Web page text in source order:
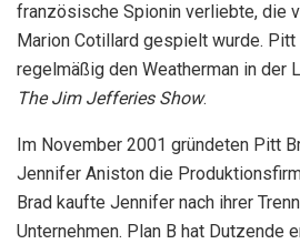
französische Spionin verliebte, die
Marion Cotillard gespielt wurde.
regelmäßig den Weatherman in der
The Jim Jefferies Show.
Im November 2001 gründeten Pitt
Jennifer Aniston die
Brad kaufte Jennifer nach ihrer
Unternehmen. Plan B hat Dutzende